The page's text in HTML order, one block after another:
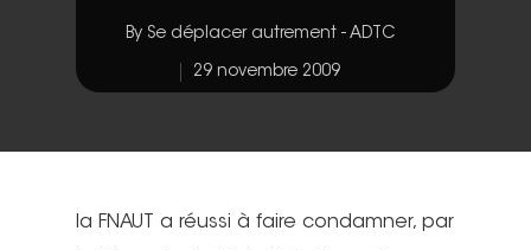
By Se déplacer autrement - ADTC
29 novembre 2009
la FNAUT a réussi à faire condamner, par